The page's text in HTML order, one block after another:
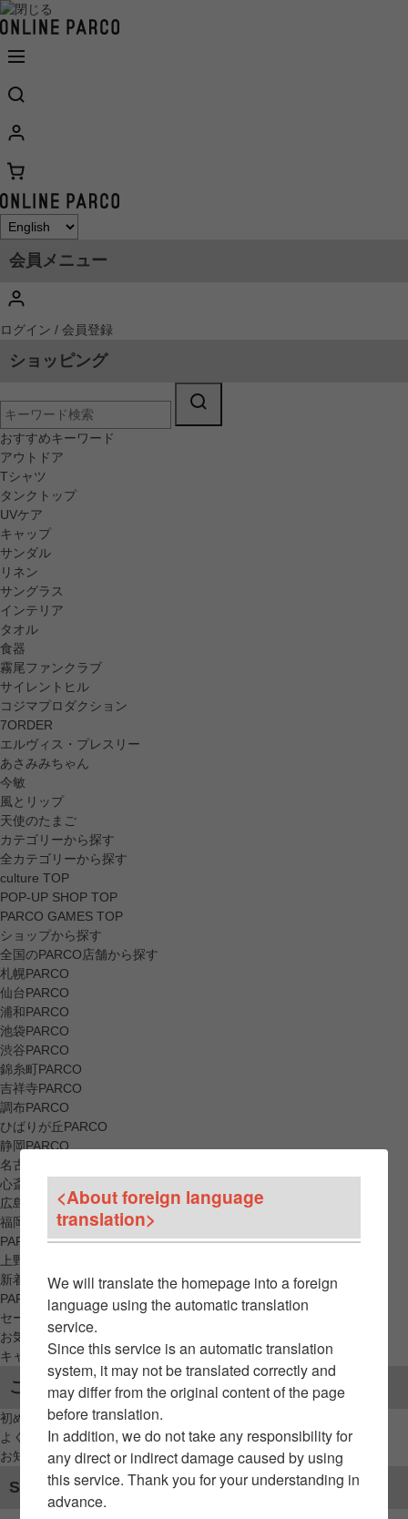
会員メニュー
ログイン / 会員登録
ショッピング
おすすめキーワード
アウトドア
Tシャツ
タンクトップ
UVケア
キャップ
サンダル
リネン
サングラス
インテリア
タオル
食器
霧尾ファンクラブ
サイレントヒル
コジマプロダクション
7ORDER
エルヴィス・プレスリー
あさみみちゃん
今敏
風とリップ
天使のたまご
カテゴリーから探す
全カテゴリーから探す
culture TOP
POP-UP SHOP TOP
PARCO GAMES TOP
ショップから探す
全国のPARCO店舗から探す
札幌PARCO
仙台PARCO
浦和PARCO
池袋PARCO
渋谷PARCO
錦糸町PARCO
吉祥寺PARCO
調布PARCO
ひばりが丘PARCO
静岡PARCO
名古屋PARCO
心斎橋PARCO
広島PARCO
福岡PARCO
PARCO_ya
上野
新着アイテムから探す
PARCO限定アイテムから探す
セールアイテムから探す
お気に入りから探す
キャンペーン/クーポン対象から探す
ご利用案内
初めてのお客様へ
よくあるご質問 / お問い合わせ
お知らせ
SNSアカウント
<About foreign language
translation>
We will translate the homepage into a foreign
language using the automatic translation
service.
Since this service is an automatic translation
system, it may not be translated correctly and
may differ from the original content of the page
before translation.
In addition, we do not take any responsibility for
any direct or indirect damage caused by using
this service. Thank you for your understanding in
advance.